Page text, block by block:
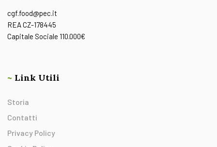
cgf.food@pec.it
REA CZ-178445
Capitale Sociale 110.000€
~ Link Utili
Storia
Contatti
Privacy Policy